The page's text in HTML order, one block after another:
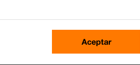
Aceptar